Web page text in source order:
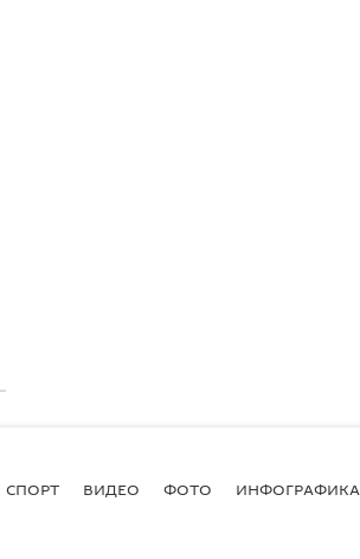
СПОРТ ВИДЕО ФОТО ИНФОГРАФИКА